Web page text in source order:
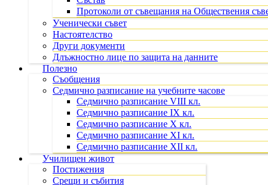
Протоколи от съвещания на Обществения
Ученически съвет
Настоятелство
Други документи
Длъжностно лице по защита на данните
Полезно
Съобщения
Седмично разписание на учебните часове
Седмично разписание VIII кл.
Седмично разписание IX кл.
Седмично разписание X кл.
Седмично разписание XI кл.
Седмично разписание XII кл.
Училищен живот
Постижения
Срещи и събития